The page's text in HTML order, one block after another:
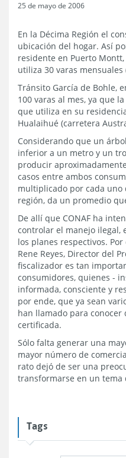
25 de mayo de 2006
En la Décima Región el
ubicación del hogar. Así
residente en Puerto
utiliza 30 varas mensuales
Tránsito García de Bohle,
100 varas al mes, ya que
que utiliza en su
Hualaihué (carretera
Considerando que un
inferior a un metro y un
producir
casos entre ambos
multiplicado por cada uno
región, da un promedio
De allí que CONAF ha
controlar el manejo ilegal,
los planes respectivos.
Rene Reyes, Director del
fiscalizador es tan
consumidores, quienes -
informada, consciente y
por ende, que ya sean
han llamado para conocer
certificada.
Sólo falta generar una
mayor número de
rato dejó de ser una
transformarse en un tema
Tags